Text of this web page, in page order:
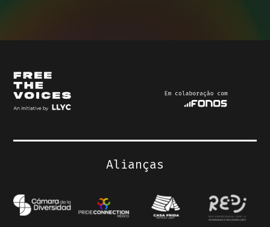
Free The Voices é o primeiro
banco de vozes sintéticas
partir da recolha de mais de
LGBTQIA+ em 12 países.
Alianças